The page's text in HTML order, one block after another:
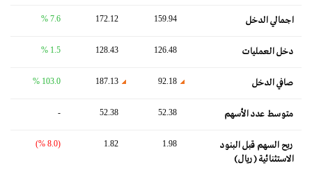
اجمالي الدخل 159.94
172.12
7.6 %
دخل العمليات 126.48
128.43
1.5 %
صافي الدخل 92.18
187.13
103.0 %
متوسط ​​عدد الأسهم 52.38
52.38
-
ربح السهم قبل البنود
الاستثنائية (ريال)
1.98
1.82
(8.0 %)